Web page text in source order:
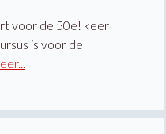
voor de 50e! keer
is voor de